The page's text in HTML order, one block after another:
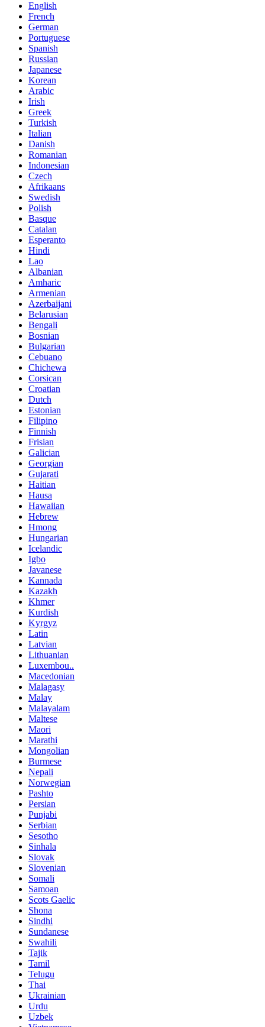
English
French
German
Portuguese
Spanish
Russian
Japanese
Korean
Arabic
Irish
Greek
Turkish
Italian
Danish
Romanian
Indonesian
Czech
Afrikaans
Swedish
Polish
Basque
Catalan
Esperanto
Hindi
Lao
Albanian
Amharic
Armenian
Azerbaijani
Belarusian
Bengali
Bosnian
Bulgarian
Cebuano
Chichewa
Corsican
Croatian
Dutch
Estonian
Filipino
Finnish
Frisian
Galician
Georgian
Gujarati
Haitian
Hausa
Hawaiian
Hebrew
Hmong
Hungarian
Icelandic
Igbo
Javanese
Kannada
Kazakh
Khmer
Kurdish
Kyrgyz
Latin
Latvian
Lithuanian
Luxembou..
Macedonian
Malagasy
Malay
Malayalam
Maltese
Maori
Marathi
Mongolian
Burmese
Nepali
Norwegian
Pashto
Persian
Punjabi
Serbian
Sesotho
Sinhala
Slovak
Slovenian
Somali
Samoan
Scots Gaelic
Shona
Sindhi
Sundanese
Swahili
Tajik
Tamil
Telugu
Thai
Ukrainian
Urdu
Uzbek